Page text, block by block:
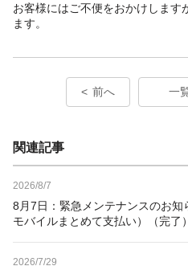
お客様にはご不便をおかけします
ます。
前へ 一
関連記事
2026/8/7
8月7日：緊急メンテナンスのお知
モバイルまとめて支払い）（完了）
2026/7/29